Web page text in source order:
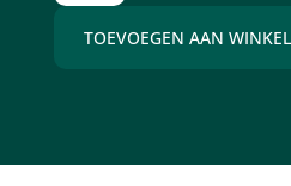
Tradities
TOEVOEGEN AAN